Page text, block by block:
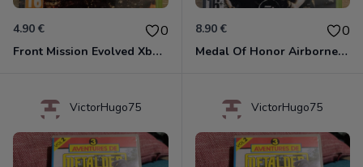
4.90 € 0
Front Mission Evolved Xbox 360
8.90 € 0
Medal Of Honor Airborne Xbox 360
VictorHugo75 VictorHugo75